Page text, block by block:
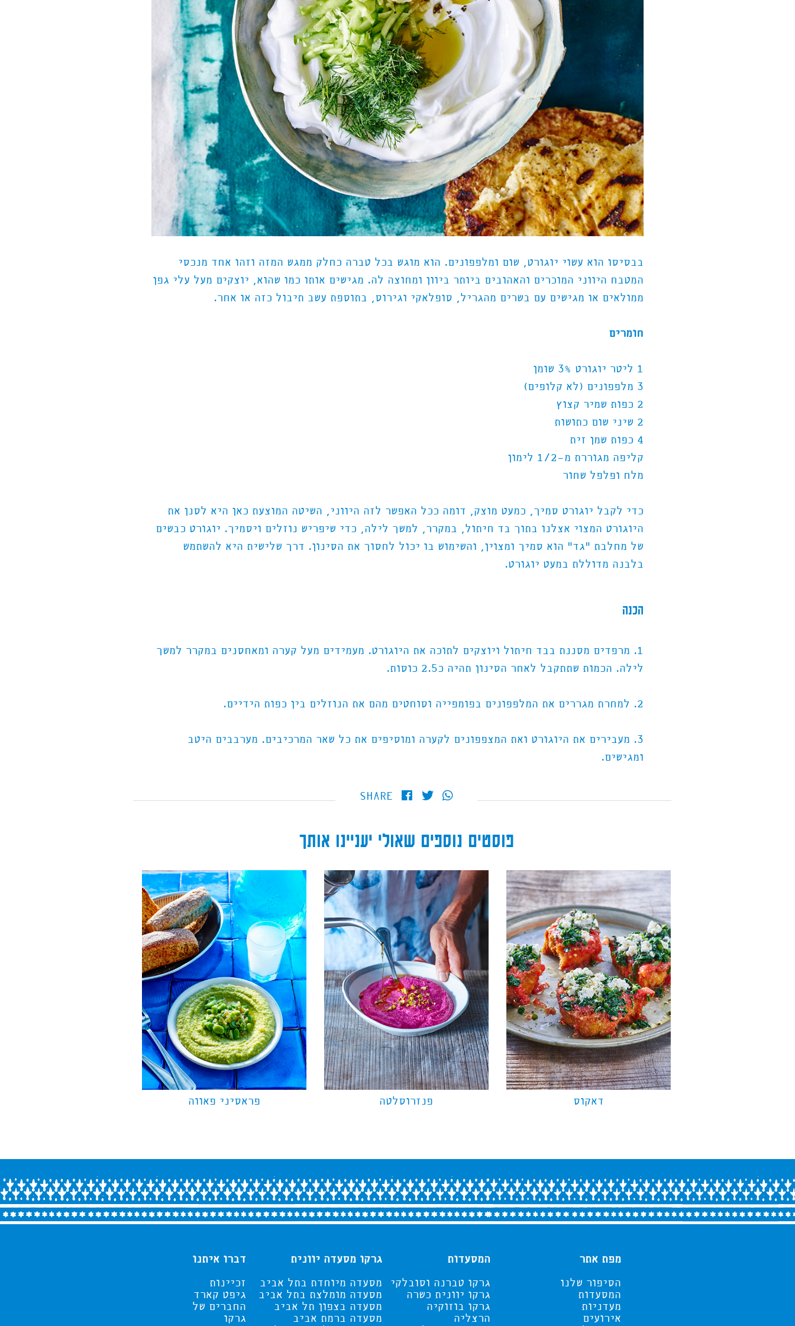
בבסיסו הוא עשוי יוגורט, שום ומלפפונים. הוא מוגש בכל טברה כחלק ממגש המזה וזהו אחד מנכסי
המטבח היווני המוכרים והאהובים ביותר ביוון ומחוצה לה. מגישים אותו כמו שהוא, יוצקים מעל עלי גפן
ממולאים או מגישים עם בשרים מהגריל, סופלאקי וגירוס, בתוספת עשב תיבול כזה או אחר.
חומרים
1 ליטר יוגורט 3% שומן
3 מלפפונים (לא קלופים)
2 כפות שמיר קצוץ
2 שיני שום כתושות
4 כפות שמן זית
קליפה מגוררת מ-1/2 לימון
מלח ופלפל שחור
כדי לקבל יוגורט סמיך, כמעט מוצק, דומה ככל האפשר לזה היווני, השיטה המוצעת כאן היא לסנן את
היוגורט המצוי אצלנו בתוך בד חיתול, במקרר, למשך לילה, כדי שיפריש נוזלים ויסמיך. יוגורט כבשים
של מחלבת "גד" הוא סמיך ומצוין, והשימוש בו יכול לחסוך את הסינון. דרך שלישית היא להשתמש
בלבנה מדוללת במעט יוגורט.
הכנה
1. מרפדים מסננת בבד חיתול ויוצקים לתוכה את היוגורט. מעמידים מעל קערה ומאחסנים במקרר למשך
לילה. הכמות שתתקבל לאחר הסינון תהיה כ2.5 כוסות.
2. למחרת מגררים את המלפפונים בפומפייה וסוחטים מהם את הנוזלים בין כפות הידיים.
3. מעבירים את היוגורט ואת המצפפונים לקערה ומוסיפים את כל שאר המרכיבים. מערבבים היטב
ומגישים.
SHARE
פוסטים נוספים שאולי יעניינו אותך
פראסיני פאווה פנזרוסלטה דאקוס
מפת אתר
הסיפור שלנו
המסעדות
מעדניות
אירועים
המסעדות
גרקו טברנה וסובלקי
גרקו יוונית כשרה
גרקו בוזוקיה
הרצליה
גרקו מסעדה יוונית
מסעדה מיוחדת בתל אביב
מסעדה מומלצת בתל אביב
מסעדה בצפון תל אביב
מסעדה ברמת אביב
דברו איתנו
זכיינות
גיפט קארד
החברים של
גרקו